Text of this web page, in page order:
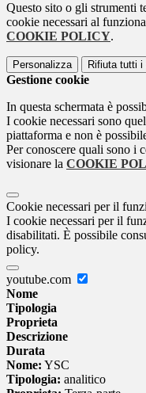
Questo sito o gli strumenti
cookie necessari al
COOKIE POLICY.
Personalizza Rifiuta tutti i
Gestione cookie
In questa schermata è
I cookie necessari sono
piattaforma e non è
Per conoscere quali sono i
visionare la COOKIE
Cookie necessari per il
I cookie necessari per il
disabilitati. È possibile
policy.
youtube.com
Nome
Tipologia
Proprieta
Descrizione
Durata
Nome: YSC
Tipologia: analitico